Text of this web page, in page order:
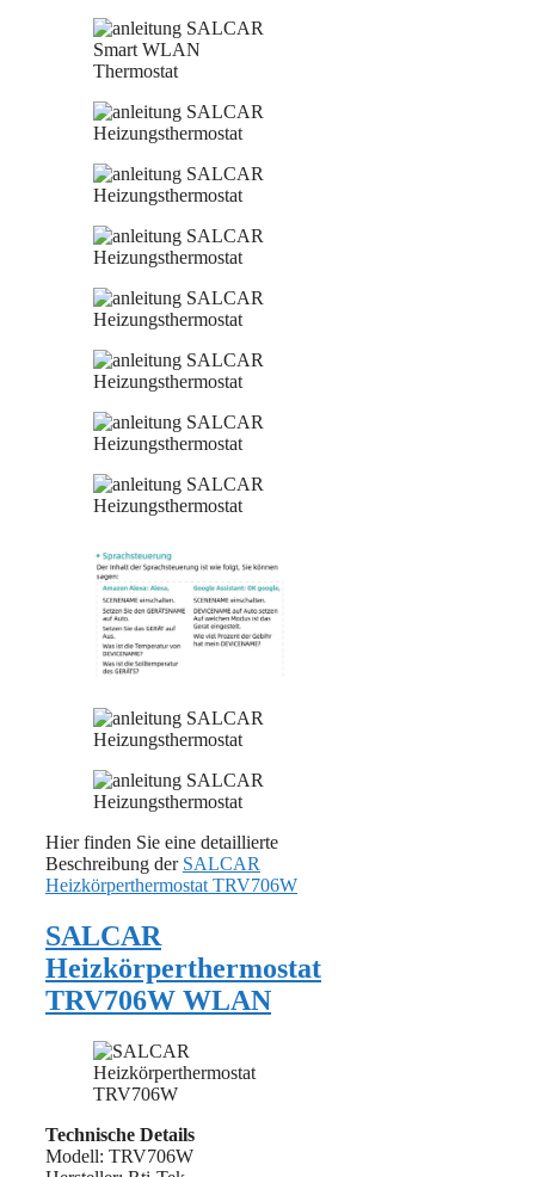
Hier finden Sie eine detaillierte
Beschreibung der SALCAR
Heizkörperthermostat TRV706W
SALCAR
Heizkörperthermostat
TRV706W WLAN
Technische Details
Modell: ‎TRV706W